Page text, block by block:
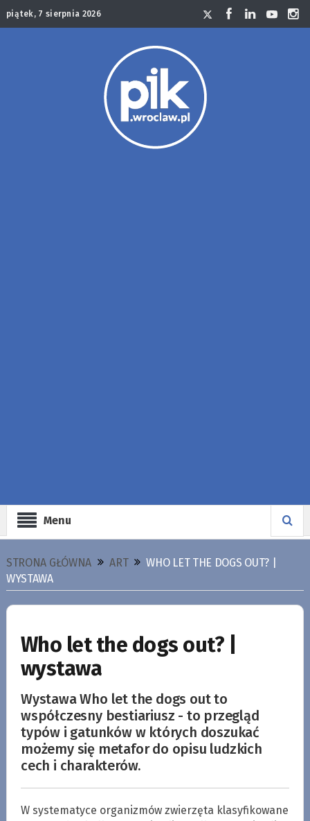
piątek, 7 sierpnia 2026
Menu
STRONA GŁÓWNA ART
WHO LET THE DOGS OUT? |
WYSTAWA
Who let the dogs out? |
wystawa
Wystawa Who let the dogs out to
współczesny bestiariusz - to przegląd
typów i gatunków w których doszukać
możemy się metafor do opisu ludzkich
cech i charakterów.
W systematyce organizmów zwierzęta klasyfikowane